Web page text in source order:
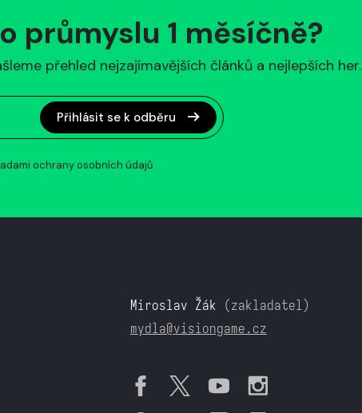
průmyslu 1 měsíčně?
přehled nejzajímavějších článků a nejlepších her.
Přihlásit se k odběru
ochrany osobních údajů
Miroslav Žák (zakladatel)
mydla@visiongame.cz